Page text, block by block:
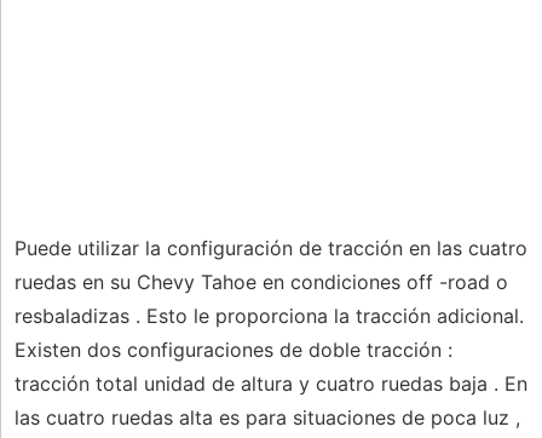
Puede utilizar la configuración de tracción en las cuatro
ruedas en su Chevy Tahoe en condiciones off -road o
resbaladizas . Esto le proporciona la tracción adicional.
Existen dos configuraciones de doble tracción :
tracción total unidad de altura y cuatro ruedas baja . En
las cuatro ruedas alta es para situaciones de poca luz ,